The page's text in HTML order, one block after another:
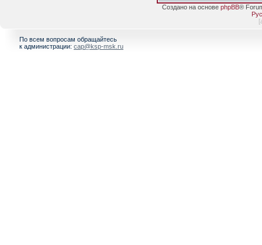
Создано на основе phpBB®
[
По всем вопросам обращайтесь
к администрации: cap@ksp-msk.ru